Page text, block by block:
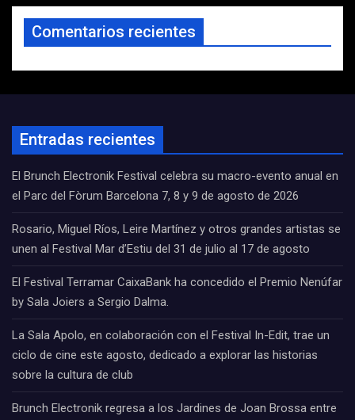
Comentarios recientes
Entradas recientes
El Brunch Electronik Festival celebra su macro-evento anual en
el Parc del Fòrum Barcelona 7, 8 y 9 de agosto de 2026
Rosario, Miguel Ríos, Leire Martínez y otros grandes artistas se
unen al Festival Mar d’Estiu del 31 de julio al 17 de agosto
El Festival Terramar CaixaBank ha concedido el Premio Nenúfar
by Sala Joiers a Sergio Dalma.
La Sala Apolo, en colaboración con el Festival In-Edit, trae un
ciclo de cine este agosto, dedicado a explorar las historias
sobre la cultura de club
Brunch Electronik regresa a los Jardines de Joan Brossa entre